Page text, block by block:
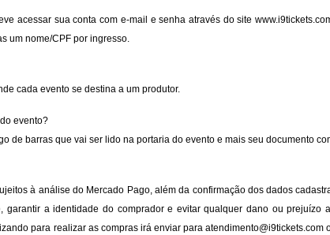
acessar sua conta com e-mail e senha através do site
um nome/CPF por ingresso.
cada evento se destina a um produtor.
evento?
de barras que vai ser lido na portaria do evento e mais seu documento
à análise do Mercado Pago, além da confirmação dos dados
garantir a identidade do comprador e evitar qualquer dano ou
para realizar as compras irá enviar para